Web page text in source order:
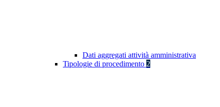
Dati aggregati attività amministrativa
Tipologie di procedimento 2